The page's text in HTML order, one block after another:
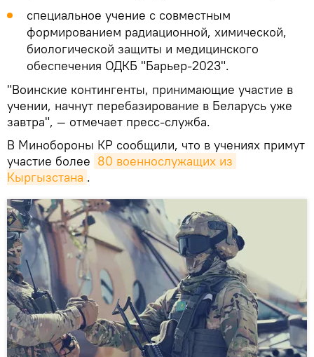
специальное учение с совместным
формированием радиационной, химической,
биологической защиты и медицинского
обеспечения ОДКБ "Барьер-2023".
"Воинские контингенты, принимающие участие в
учении, начнут перебазирование в Беларусь уже
завтра", — отмечает пресс-служба.
В Минобороны КР сообщили, что в учениях примут
участие более 80 военнослужащих из
Кыргызстана .